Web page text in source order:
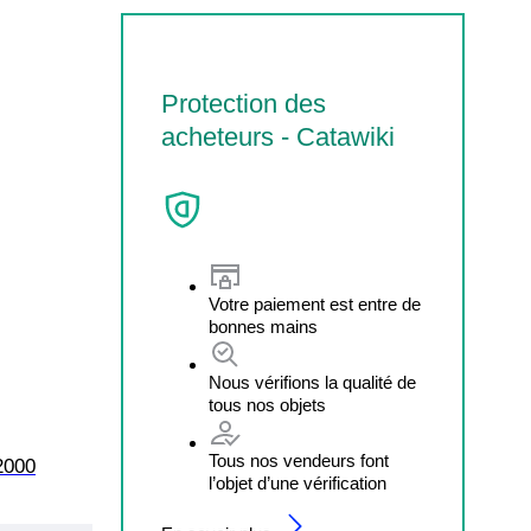
Protection des
acheteurs - Catawiki
Votre paiement est entre de
bonnes mains
Nous vérifions la qualité de
tous nos objets
Tous nos vendeurs font
l’objet d’une vérification